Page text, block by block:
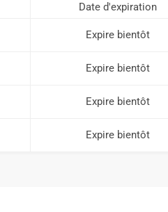
Date d'expiration
Expire bientôt
Expire bientôt
Expire bientôt
Expire bientôt